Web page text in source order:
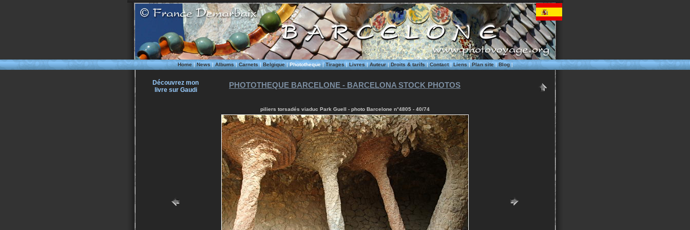
Home|News| Albums| Carnets|Belgique|Phototheque|Tirages|Livres|Auteur|Droits & tarifs|Contact|Liens|Plan site|Blog|
Découvrez mon
livre sur Gaudi
PHOTOTHEQUE BARCELONE - BARCELONA STOCK PHOTOS
piliers torsadés viaduc Park Guell - photo Barcelone n°4805 - 40/74